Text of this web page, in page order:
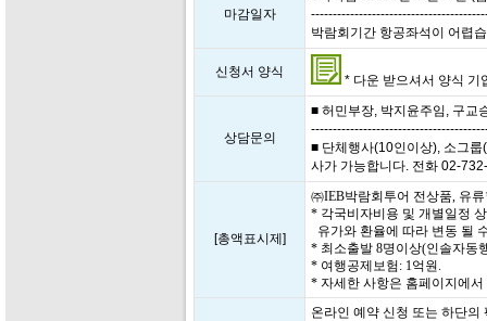
마감일자
박람회기간 항공좌석이 어렵
신청서 양식
* 다운 받으셔서 양식
상담문의
■ 허민부장, 박지윤주임, 구교
■ 단체행사(10인이상), 소그
사가 가능합니다. 전화 02-
[총액표시제]
㈜IEB박람회투어 전상품, 유
* 각국비자비용 및 개별일정
유가와 환율에 따라 변동 될
* 최소출발 8명이상(인솔자동
* 여행공제보험: 1억원.
* 자세한 사항은 홈페이지에
온라인 예약 신청 또는 하단